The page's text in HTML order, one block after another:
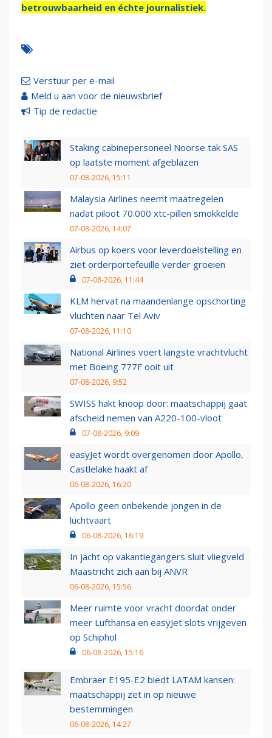
betrouwbaarheid en échte journalistiek.
Verstuur per e-mail
Meld u aan voor de nieuwsbrief
Tip de redactie
Staking cabinepersoneel Noorse tak SAS
op laatste moment afgeblazen
07-08-2026, 15:11
Malaysia Airlines neemt maatregelen
nadat piloot 70.000 xtc-pillen smokkelde
07-08-2026, 14:07
Airbus op koers voor leverdoelstelling en
ziet orderportefeuille verder groeien
07-08-2026, 11:44
KLM hervat na maandenlange opschorting
vluchten naar Tel Aviv
07-08-2026, 11:10
National Airlines voert langste vrachtvlucht
met Boeing 777F ooit uit
07-08-2026, 9:52
SWISS hakt knoop door: maatschappij gaat
afscheid nemen van A220-100-vloot
07-08-2026, 9:09
easyJet wordt overgenomen door Apollo,
Castlelake haakt af
06-08-2026, 16:20
Apollo geen onbekende jongen in de
luchtvaart
06-08-2026, 16:19
In jacht op vakantiegangers sluit vliegveld
Maastricht zich aan bij ANVR
06-08-2026, 15:56
Meer ruimte voor vracht doordat onder
meer Lufthansa en easyJet slots vrijgeven
op Schiphol
06-08-2026, 15:16
Embraer E195-E2 biedt LATAM kansen:
maatschappij zet in op nieuwe
bestemmingen
06-08-2026, 14:27